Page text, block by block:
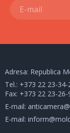
Adresa: Republica
Tel.: +373 22 23-34-
Fax: +373 22 23-26-
E-mail:
E-mail: